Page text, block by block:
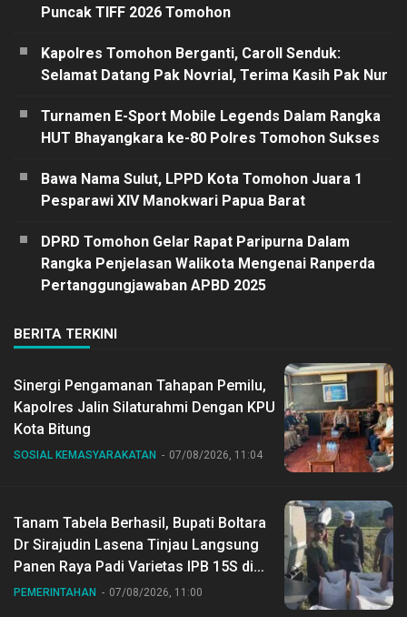
Puncak TIFF 2026 Tomohon
Kapolres Tomohon Berganti, Caroll Senduk:
Selamat Datang Pak Novrial, Terima Kasih Pak Nur
Turnamen E-Sport Mobile Legends Dalam Rangka
HUT Bhayangkara ke-80 Polres Tomohon Sukses
Bawa Nama Sulut, LPPD Kota Tomohon Juara 1
Pesparawi XIV Manokwari Papua Barat
DPRD Tomohon Gelar Rapat Paripurna Dalam
Rangka Penjelasan Walikota Mengenai Ranperda
Pertanggungjawaban APBD 2025
BERITA TERKINI
Sinergi Pengamanan Tahapan Pemilu,
Kapolres Jalin Silaturahmi Dengan KPU
Kota Bitung
SOSIAL KEMASYARAKATAN 07/08/2026, 11:04
Tanam Tabela Berhasil, Bupati Boltara
Dr Sirajudin Lasena Tinjau Langsung
Panen Raya Padi Varietas IPB 15S di
Desa Gihang
PEMERINTAHAN 07/08/2026, 11:00